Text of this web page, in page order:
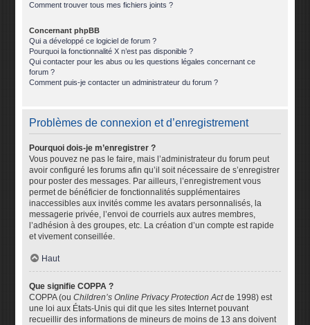
Comment trouver tous mes fichiers joints ?
Concernant phpBB
Qui a développé ce logiciel de forum ?
Pourquoi la fonctionnalité X n’est pas disponible ?
Qui contacter pour les abus ou les questions légales concernant ce
forum ?
Comment puis-je contacter un administrateur du forum ?
Problèmes de connexion et d’enregistrement
Pourquoi dois-je m’enregistrer ?
Vous pouvez ne pas le faire, mais l’administrateur du forum peut
avoir configuré les forums afin qu’il soit nécessaire de s’enregistrer
pour poster des messages. Par ailleurs, l’enregistrement vous
permet de bénéficier de fonctionnalités supplémentaires
inaccessibles aux invités comme les avatars personnalisés, la
messagerie privée, l’envoi de courriels aux autres membres,
l’adhésion à des groupes, etc. La création d’un compte est rapide
et vivement conseillée.
Haut
Que signifie COPPA ?
COPPA (ouChildren’s Online Privacy Protection Actde 1998) est
une loi aux États-Unis qui dit que les sites Internet pouvant
recueillir des informations de mineurs de moins de 13 ans doivent